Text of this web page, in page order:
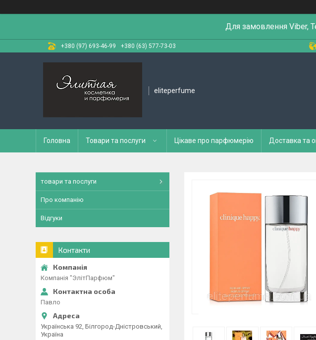
Для замовлення Viber,
+380 (97) 693-46-99 +380 (63) 577-73-03
eliteperfume
Головна Товари та послуги Цікаве про парфюмерію Доставка та
товари та послуги
Про компанію
Відгуки
Контакти
Компанія "ЭлітПарфюм"
Павло
Українська 92, Білгород-Дністровський,
Україна